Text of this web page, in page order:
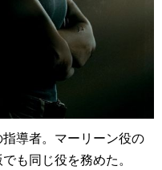
導者。マーリーン役の
も同じ役を務めた。